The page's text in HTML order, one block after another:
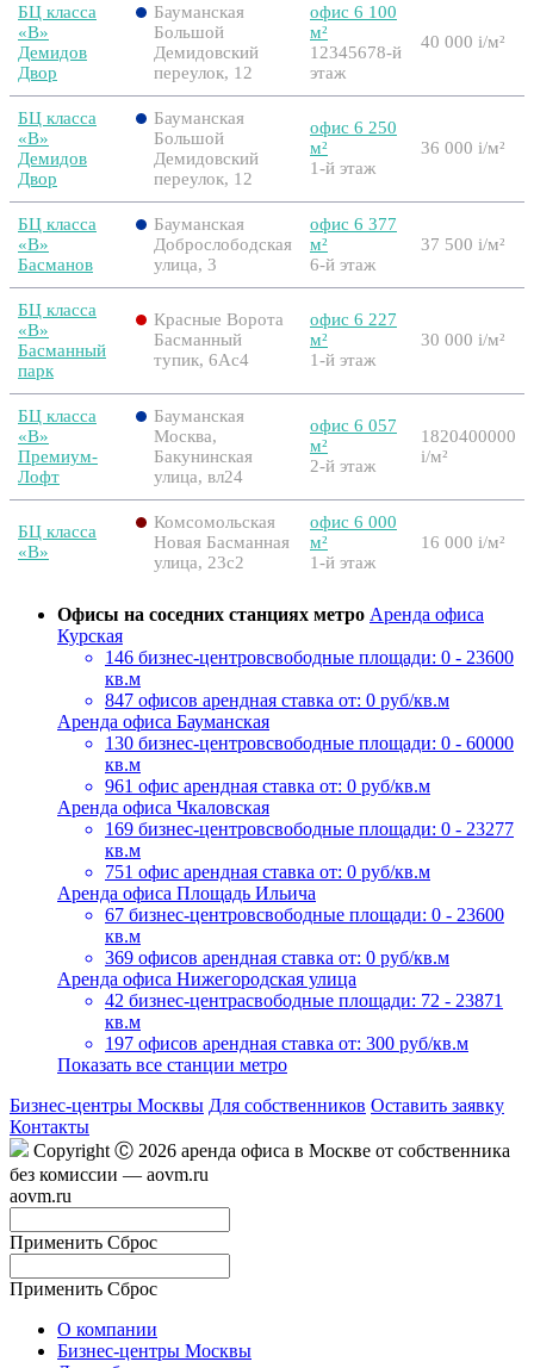
БЦ класса
«B»
Демидов
Двор
Бауманская
Большой
Демидовский
переулок, 12
офис 6 100
м²
12345678-й
этаж
40 000 i/м²
БЦ класса
«B»
Демидов
Двор
Бауманская
Большой
Демидовский
переулок, 12
офис 6 250
м²
1-й этаж
36 000 i/м²
БЦ класса
«B»
Басманов
Бауманская
Доброслободская
улица, 3
офис 6 377
м²
6-й этаж
37 500 i/м²
БЦ класса
«B»
Басманный
парк
Красные Ворота
Басманный
тупик, 6Ас4
офис 6 227
м²
1-й этаж
30 000 i/м²
БЦ класса
«B»
Премиум-
Лофт
Бауманская
Москва,
Бакунинская
улица, вл24
офис 6 057
м²
2-й этаж
1820400000
i/м²
БЦ класса
«B»
Комсомольская
Новая Басманная
улица, 23с2
офис 6 000
м²
1-й этаж
16 000 i/м²
Офисы на соседних станциях метро Аренда офиса
Курская
146 бизнес-центровсвободные площади: 0 - 23600
кв.м
847 офисов арендная ставка от: 0 руб/кв.м
Аренда офиса Бауманская
130 бизнес-центровсвободные площади: 0 - 60000
кв.м
961 офис арендная ставка от: 0 руб/кв.м
Аренда офиса Чкаловская
169 бизнес-центровсвободные площади: 0 - 23277
кв.м
751 офис арендная ставка от: 0 руб/кв.м
Аренда офиса Площадь Ильича
67 бизнес-центровсвободные площади: 0 - 23600
кв.м
369 офисов арендная ставка от: 0 руб/кв.м
Аренда офиса Нижегородская улица
42 бизнес-центрасвободные площади: 72 - 23871
кв.м
197 офисов арендная ставка от: 300 руб/кв.м
Показать все станции метро
Бизнес-центры Москвы Для собственников Оставить заявку
Контакты
Copyright Ⓒ 2026 аренда офиса в Москве от собственника
без комиссии — aovm.ru
aovm.ru
Применить Сброс
Применить Сброс
О компании
Бизнес-центры Москвы